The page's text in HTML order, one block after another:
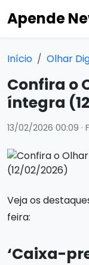
Apende
Início Olhar
Confira o
íntegra
13/02/2026 00:09 ·
Veja os
feira:
‘Caixa-